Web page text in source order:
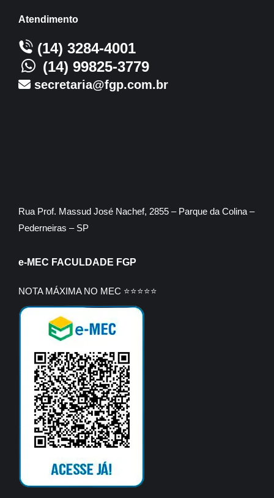
Atendimento
(14) 3284-4001
(14) 99825-3779
secretaria@fgp.com.br
Rua Prof. Massud José Nachef, 2855 – Parque da Colina –
Pederneiras – SP
e-MEC FACULDADE FGP
NOTA MÁXIMA NO MEC ⭐⭐⭐⭐⭐